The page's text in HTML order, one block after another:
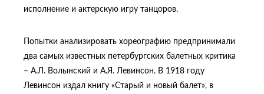
исполнение и актерскую игру танцоров.
Попытки анализировать хореографию предпринимали
два самых известных петербургских балетных критика
– А.Л. Волынский и А.Я. Левинсон. В 1918 году
Левинсон издал книгу «Старый и новый балет», в